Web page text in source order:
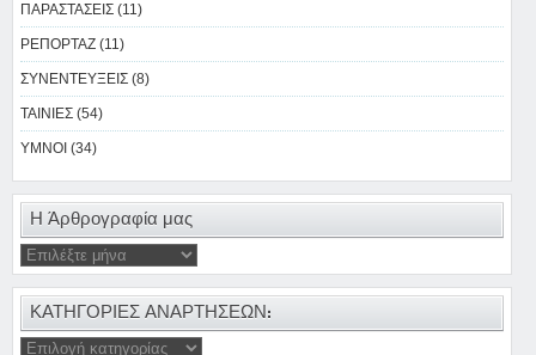
ΠΑΡΑΣΤΑΣΕΙΣ (11)
ΡΕΠΟΡΤΑΖ (11)
ΣΥΝΕΝΤΕΥΞΕΙΣ (8)
ΤΑΙΝΙΕΣ (54)
ΥΜΝΟΙ (34)
Η Άρθρογραφία μας
ΚΑΤΗΓΟΡΙΕΣ ΑΝΑΡΤΗΣΕΩΝ: